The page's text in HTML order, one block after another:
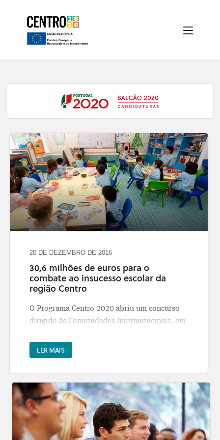
20 DE DEZEMBRO DE 2016
30,6 milhões de euros para o
combate ao insucesso escolar da
região Centro
O Programa Centro 2020 abriu um concurso
dirigido às Comunidades Intermunicipais, em
promover planos integrados e inovadores de
combate ao insucesso escolar dos alunos da
secundário da Região Centro.
Com uma dotação de 30,6 milhões de euros
de Fundo Social Europeu, este concurso tem
como objetivo contribuir para as metas do
LER MAIS